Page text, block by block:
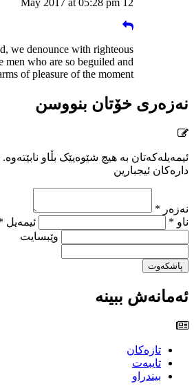
12 May 2017 at 05:28 pm
we denounce with righteous
men who are so beguiled and
of pleasure of the moment
نەزەری خۆتان بنووسن
ئیمەیلەکەتان بە هیچ شێوەیێک بڵاو
دارەکان ئیجبارین
نەزەر *
ناو *
ئیمەیل
وێبسایت
پاشکەوت
ئەمانەش ببینە
تازەکان
تایبەت
بیندراو